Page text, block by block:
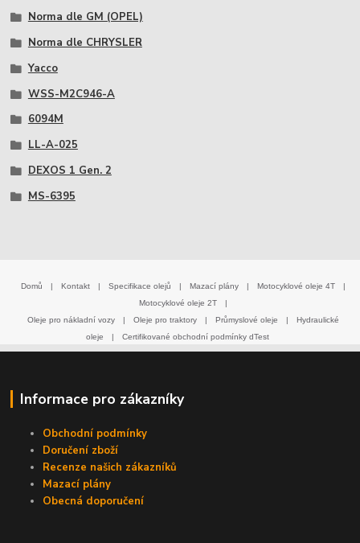
Norma dle GM (OPEL)
Norma dle CHRYSLER
Yacco
WSS-M2C946-A
6094M
LL-A-025
DEXOS 1 Gen. 2
MS-6395
Domů | Kontakt | Specifikace olejů | Mazací plány | Motocyklové oleje 4T
|
Motocyklové oleje 2T
|
Oleje pro nákladní vozy
| Oleje pro traktory | Průmyslové oleje |
Hydraulické
oleje
| Certifikované obchodní podmínky dTest
Informace pro zákazníky
Obchodní podmínky
Doručení zboží
Recenze našich zákazníků
Mazací plány
Obecná doporučení